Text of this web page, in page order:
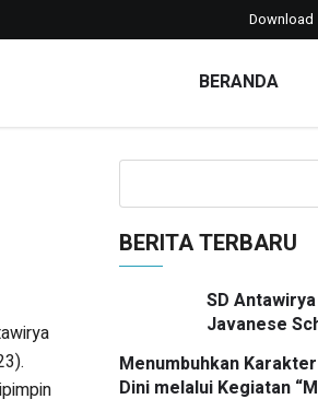
Download
BERANDA
BERITA TERBARU
SD
Javanese
7SkyMedia
Menumbuhkan
Dini melalui Kegiatan